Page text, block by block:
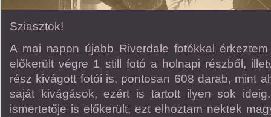
Sziasztok!
A mai napon újabb Riverdale fotókkal
előkerült végre 1 still fotó a holnapi részből,
rész kivágott fotói is, pontosan 608 darab, mint
saját kivágások, ezért is tartott ilyen sok
ismertetője is előkerült, ezt elhoztam nektek